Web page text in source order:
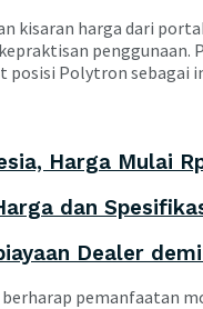
harga dari
Polytron sebagai
Harga Mulai
dan
Dealer
pemanfaatan